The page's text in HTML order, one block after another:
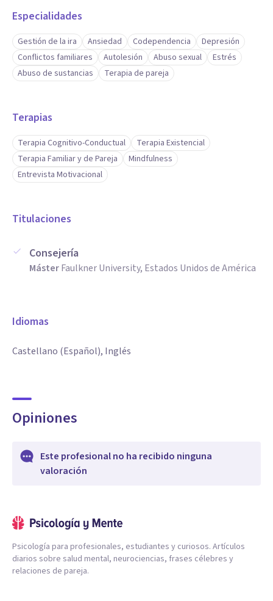
Especialidades
Gestión de la ira Ansiedad Codependencia
Depresión
Conflictos familiares
Autolesión Abuso sexual
Estrés
Abuso de sustancias
Terapia de pareja
Terapias
Terapia Cognitivo-Conductual
Terapia Existencial
Terapia Familiar y de Pareja
Mindfulness
Entrevista Motivacional
Titulaciones
Consejería
MásterFaulkner University, Estados Unidos de América
Idiomas
Castellano (Español), Inglés
Opiniones
Este profesional no ha recibido ninguna
valoración
Psicología para profesionales, estudiantes y curiosos. Artículos
diarios sobre salud mental, neurociencias, frases célebres y
relaciones de pareja.